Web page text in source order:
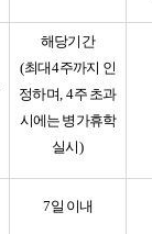
해당기간
(최대4주까지 인
정하며, 4주 초과
시에는 병가휴학
실시)
7일 이내